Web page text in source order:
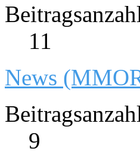
11
News
9